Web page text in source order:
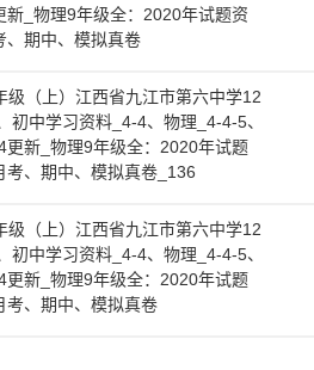
新_物理9年级全：2020年试题资
、期中、模拟真卷
级（上）江西省九江市第六中学12
初中学习资料_4-4、物理_4-4-5、
更新_物理9年级全：2020年试题
考、期中、模拟真卷_136
级（上）江西省九江市第六中学12
初中学习资料_4-4、物理_4-4-5、
更新_物理9年级全：2020年试题
考、期中、模拟真卷